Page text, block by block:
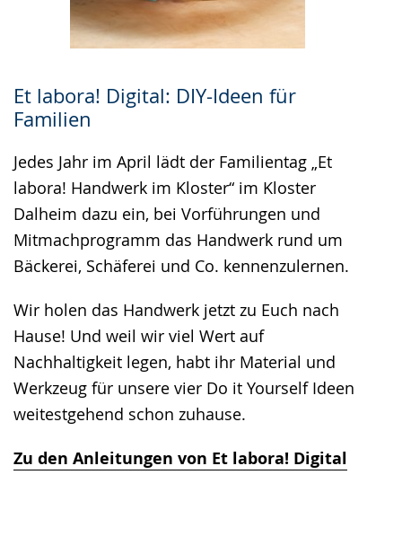
Et labora! Digital: DIY-Ideen für
Familien
Jedes Jahr im April lädt der Familientag „Et
labora! Handwerk im Kloster“ im Kloster
Dalheim dazu ein, bei Vorführungen und
Mitmachprogramm das Handwerk rund um
Bäckerei, Schäferei und Co. kennenzulernen.
Wir holen das Handwerk jetzt zu Euch nach
Hause! Und weil wir viel Wert auf
Nachhaltigkeit legen, habt ihr Material und
Werkzeug für unsere vier Do it Yourself Ideen
weitestgehend schon zuhause.
Zu den Anleitungen von Et labora! Digital